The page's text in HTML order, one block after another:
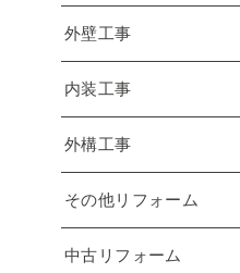
外壁工事
内装工事
外構工事
その他リフォーム
中古リフォーム